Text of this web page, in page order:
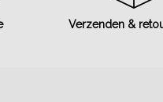
Verzenden &